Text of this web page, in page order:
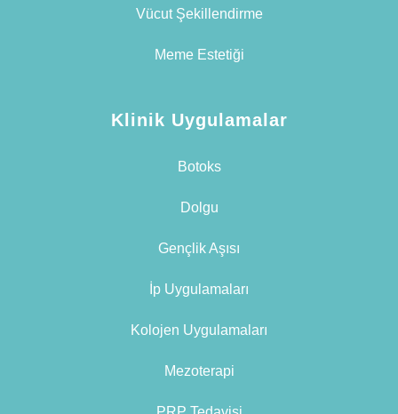
Vücut Şekillendirme
Meme Estetiği
Klinik Uygulamalar
Botoks
Dolgu
Gençlik Aşısı
İp Uygulamaları
Kolojen Uygulamaları
Mezoterapi